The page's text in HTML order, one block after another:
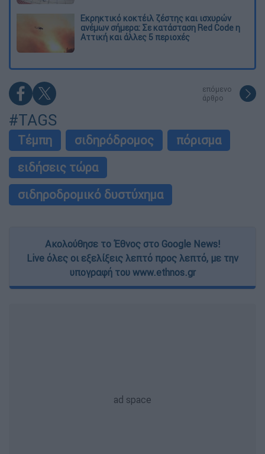
Εκρηκτικό κοκτέιλ ζέστης και ισχυρών
ανέμων σήμερα: Σε κατάσταση Red Code η
Αττική και άλλες 5 περιοχές
επόμενο
άρθρο
#TAGS
Τέμπη σιδηρόδρομος
πόρισμα
ειδήσεις τώρα
σιδηροδρομικό δυστύχημα
Ακολούθησε το Έθνος στο Google News!
Live όλες οι εξελίξεις λεπτό προς λεπτό, με την
υπογραφή του www.ethnos.gr